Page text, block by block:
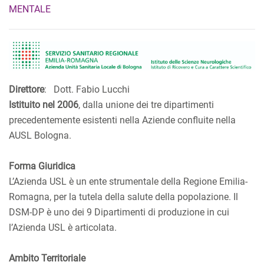
MENTALE
Direttore: Dott. Fabio Lucchi
Istituito nel 2006, dalla unione dei tre dipartimenti
precedentemente esistenti nella Aziende confluite nella
AUSL Bologna.
Forma Giuridica
L’Azienda USL è un ente strumentale della Regione Emilia-
Romagna, per la tutela della salute della popolazione. Il
DSM-DP è uno dei 9 Dipartimenti di produzione in cui
l’Azienda USL è articolata.
Ambito Territoriale